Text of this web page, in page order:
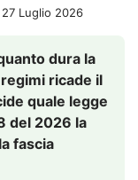
27 Luglio 2026
dura la
ricade il
quale legge
del 2026 la
fascia